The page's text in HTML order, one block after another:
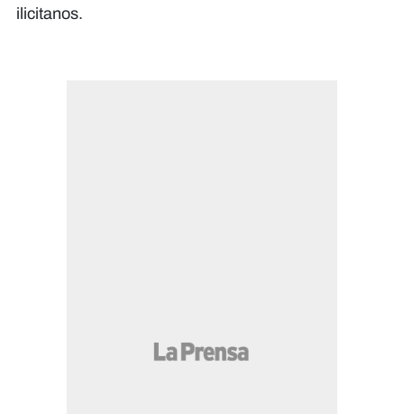
ilicitanos.